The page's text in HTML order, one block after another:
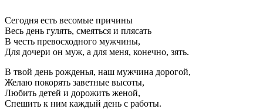
Сегодня есть весомые причины
Весь день гулять, смеяться и плясать
В честь превосходного мужчины,
Для дочери он муж, а для меня, конечно, зять.
В твой день рожденья, наш мужчина дорогой,
Желаю покорять заветные высоты,
Любить детей и дорожить женой,
Спешить к ним каждый день с работы.